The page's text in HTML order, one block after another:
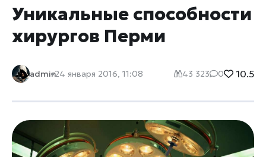
Уникальные способности
хирургов Перми
admin24 января 2016, 11:08 43 323 0 10.5